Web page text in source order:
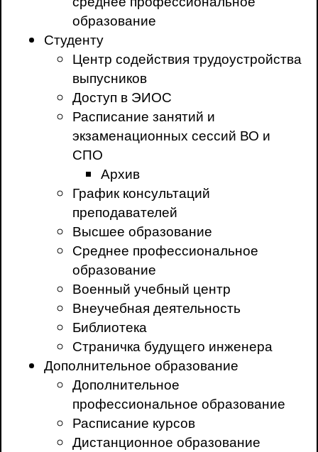
образование
Студенту
Центр содействия трудоустройства
выпусников
Доступ в ЭИОС
Расписание занятий и
экзаменационных сессий ВО и
СПО
Архив
График консультаций
преподавателей
Высшее образование
Среднее профессиональное
образование
Военный учебный центр
Внеучебная деятельность
Библиотека
Страничка будущего инженера
Дополнительное образование
Дополнительное
профессиональное образование
Расписание курсов
Дистанционное образование